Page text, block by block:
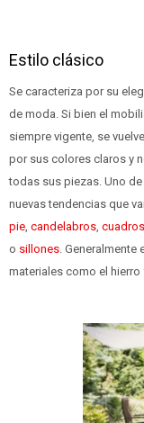
Estilo clásico
Se caracteriza por su
de moda. Si bien el
siempre vigente, se
por sus colores claros y
todas sus piezas. Uno
nuevas tendencias que
pie, candelabros, cuadros
o sillones. Generalmente
materiales como el